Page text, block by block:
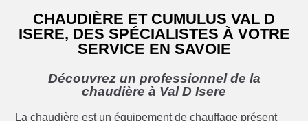
CHAUDIÈRE ET CUMULUS VAL D
ISERE, DES SPÉCIALISTES À VOTRE
SERVICE EN SAVOIE
Découvrez un professionnel de la
chaudière à Val D Isere
La chaudière est un équipement de chauffage présent